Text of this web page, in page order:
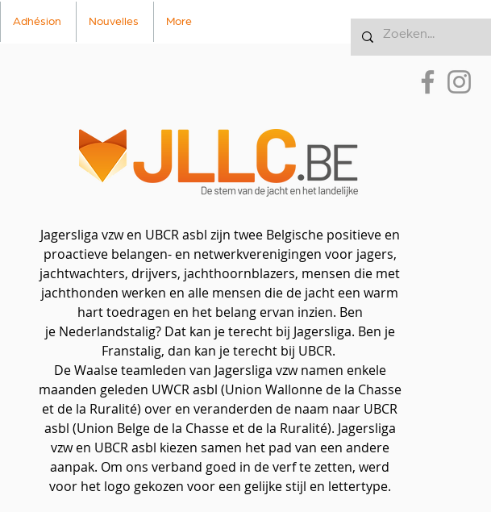
Adhésion Nouvelles More
Jagersliga vzw en UBCR asbl zijn twee Belgische positieve en
proactieve belangen- en netwerkverenigingen voor jagers,
jachtwachters, drijvers, jachthoornblazers, mensen die met
jachthonden werken en alle mensen die de jacht een warm
hart toedragen en het belang ervan inzien. Ben
je Nederlandstalig? Dat kan je terecht bij Jagersliga. Ben je
Franstalig, dan kan je terecht bij UBCR.
De Waalse teamleden van Jagersliga vzw namen enkele
maanden geleden UWCR asbl (Union Wallonne de la Chasse
et de la Ruralité) over en veranderden de naam naar UBCR
asbl (Union Belge de la Chasse et de la Ruralité). Jagersliga
vzw en UBCR asbl kiezen samen het pad van een andere
aanpak. Om ons verband goed in de verf te zetten, werd
voor het logo gekozen voor een gelijke stijl en lettertype.